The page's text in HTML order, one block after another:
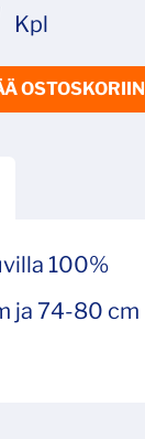
Kpl
OSTOSKORIIN
100%
ja 74-80 cm